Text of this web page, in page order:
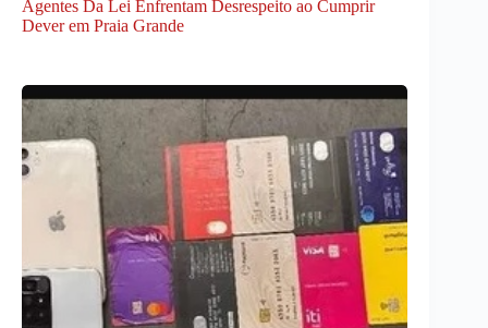
Agentes Da Lei Enfrentam Desrespeito ao Cumprir
Dever em Praia Grande